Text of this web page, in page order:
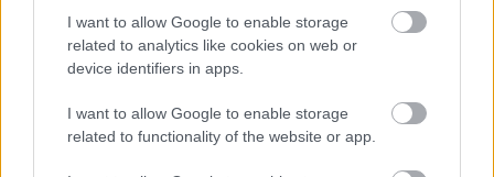
I want to allow Google to enable storage
related to analytics like cookies on web or
device identifiers in apps.
I want to allow Google to enable storage
related to functionality of the website or app.
লাল বাঁধাকপি দিয়ে ওজন ব্যবস্থাপনা
যারা ওজন কমাতে চান, তাদের জন্য কম ক্যালোরিযুক্ত খাবার
বেছে নেওয়া গুরুত্বপূর্ণ। লাল বাঁধাকপি একটি দুর্দান্ত পছন্দ।
এতে ক্যালোরি কম কিন্তু ফাইবার বেশি, যা আপনাকে পেট